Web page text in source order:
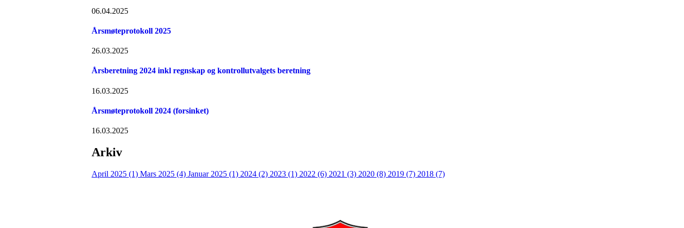
06.04.2025
Årsmøteprotokoll 2025
26.03.2025
Årsberetning 2024 inkl regnskap og kontrollutvalgets beretning
16.03.2025
Årsmøteprotokoll 2024 (forsinket)
16.03.2025
Arkiv
April 2025 (1) Mars 2025 (4) Januar 2025 (1) 2024 (2) 2023 (1) 2022 (6) 2021 (3) 2020 (8) 2019 (7) 2018 (7)